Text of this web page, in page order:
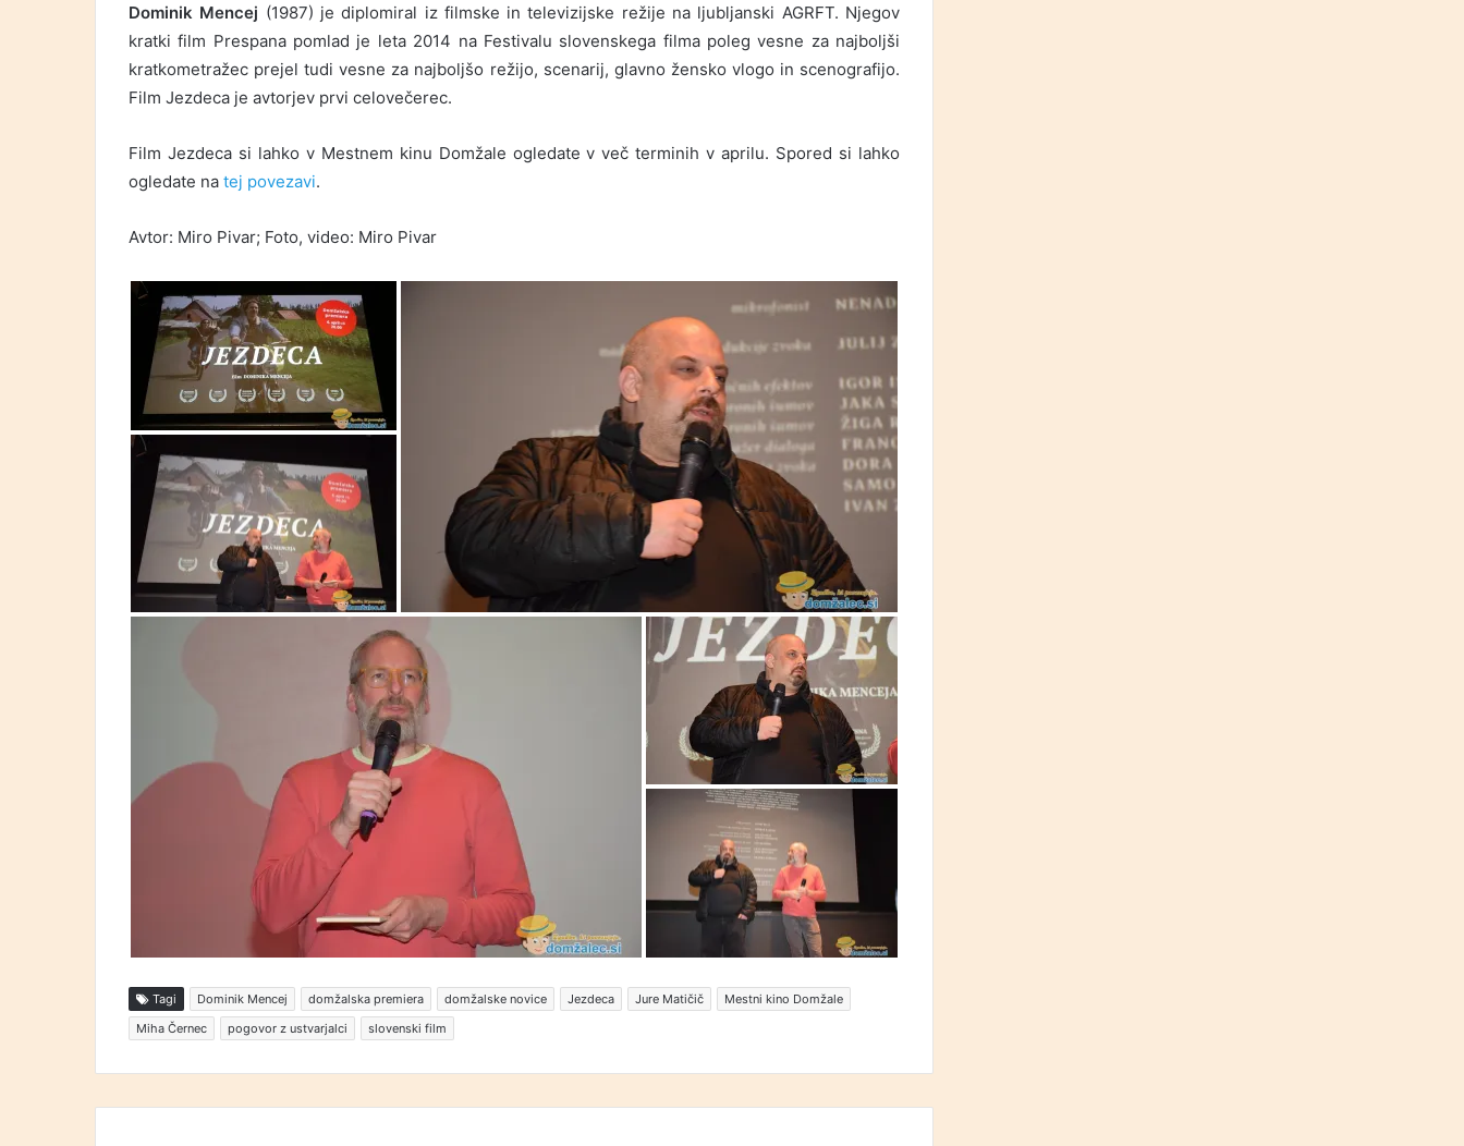
Dominik Mencej (1987) je diplomiral iz filmske in televizijske režije na ljubljanski AGRFT. Njegov
kratki film Prespana pomlad je leta 2014 na Festivalu slovenskega filma poleg vesne za najboljši
kratkometražec prejel tudi vesne za najboljšo režijo, scenarij, glavno žensko vlogo in scenografijo.
Film Jezdeca je avtorjev prvi celovečerec.
Film Jezdeca si lahko v Mestnem kinu Domžale ogledate v več terminih v aprilu. Spored si lahko
ogledate na tej povezavi.
Avtor: Miro Pivar; Foto, video: Miro Pivar
Tagi Dominik Mencej domžalska premiera domžalske novice Jezdeca Jure Matičič
Mestni kino Domžale
Miha Černec
pogovor z ustvarjalci slovenski film